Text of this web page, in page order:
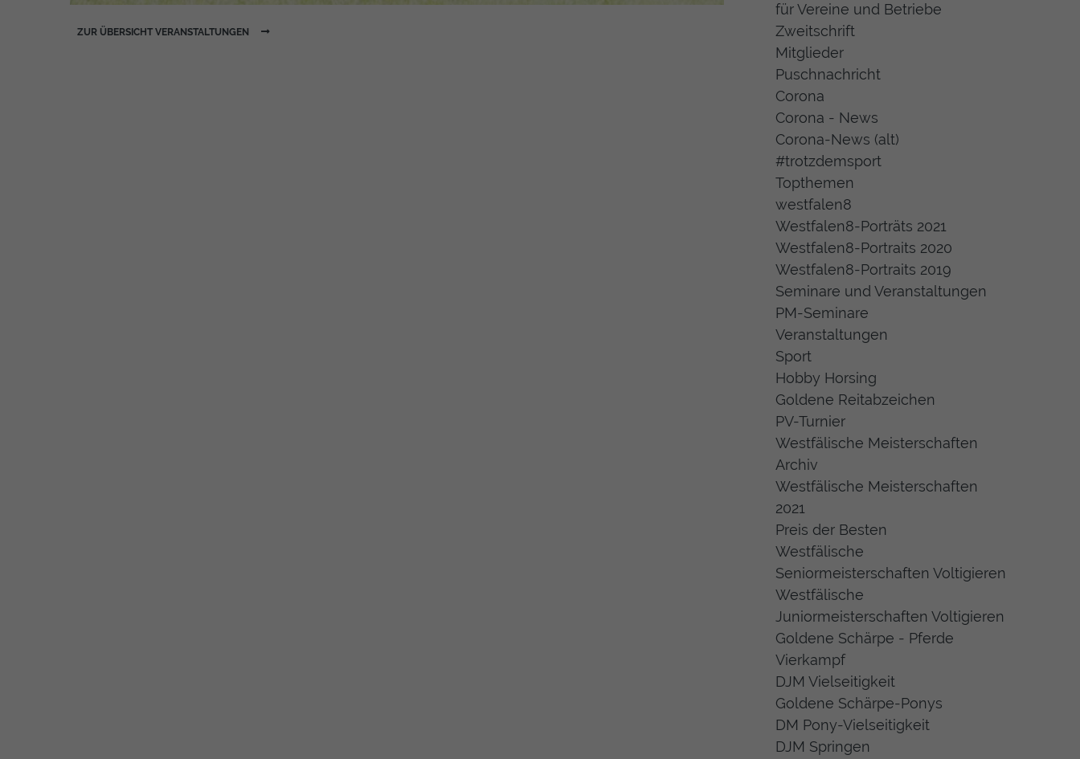
für Vereine und Betriebe
Zweitschrift
Mitglieder
Puschnachricht
Corona
Corona - News
Corona-News (alt)
#trotzdemsport
Topthemen
westfalen8
Westfalen8-Porträts 2021
Westfalen8-Portraits 2020
Westfalen8-Portraits 2019
Seminare und Veranstaltungen
PM-Seminare
Veranstaltungen
Sport
Hobby Horsing
Goldene Reitabzeichen
PV-Turnier
Westfälische Meisterschaften
Archiv
Westfälische Meisterschaften
2021
Preis der Besten
Westfälische
Seniormeisterschaften Voltigieren
Westfälische
Juniormeisterschaften Voltigieren
Goldene Schärpe - Pferde
Vierkampf
DJM Vielseitigkeit
Goldene Schärpe-Ponys
DM Pony-Vielseitigkeit
DJM Springen
ZUR ÜBERSICHT VERANSTALTUNGEN